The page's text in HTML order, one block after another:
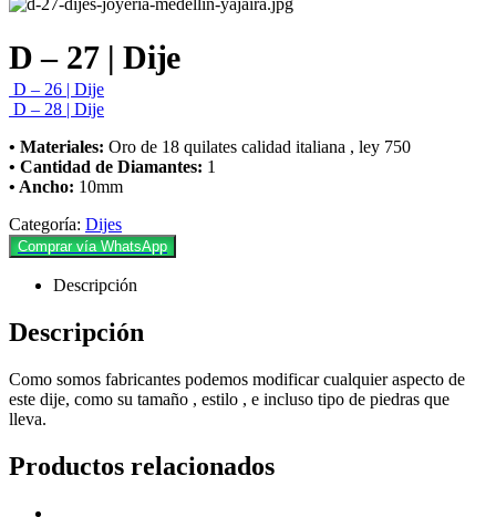
D – 27 | Dije
D – 26 | Dije
D – 28 | Dije
• Materiales: Oro de 18 quilates calidad italiana , ley 750
• Cantidad de Diamantes: 1
• Ancho: 10mm
Categoría: Dijes
Comprar vía WhatsApp
Descripción
Descripción
Como somos fabricantes podemos modificar cualquier aspecto de
este dije, como su tamaño , estilo , e incluso tipo de piedras que
lleva.
Productos relacionados